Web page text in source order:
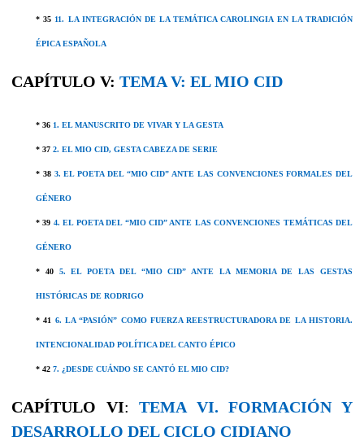
* 35 11. LA INTEGRACIÓN DE LA TEMÁTICA CAROLINGIA EN LA TRADICIÓN
ÉPICA ESPAÑOLA
CAPÍTULO V: TEMA V: EL MIO CID
* 36 1. EL MANUSCRITO DE VIVAR Y LA GESTA
* 37 2. EL MIO CID, GESTA CABEZA DE SERIE
* 38 3. EL POETA DEL “MIO CID” ANTE LAS CONVENCIONES FORMALES DEL
GÉNERO
* 39 4. EL POETA DEL “MIO CID” ANTE LAS CONVENCIONES TEMÁTICAS DEL
GÉNERO
* 40 5. EL POETA DEL “MIO CID” ANTE LA MEMORIA DE LAS GESTAS
HISTÓRICAS DE RODRIGO
* 41 6. LA “PASIÓN” COMO FUERZA REESTRUCTURADORA DE LA HISTORIA.
INTENCIONALIDAD POLÍTICA DEL CANTO ÉPICO
* 42 7. ¿DESDE CUÁNDO SE CANTÓ EL MIO CID?
CAPÍTULO VI:TEMA VI. FORMACIÓN Y
DESARROLLO DEL CICLO CIDIANO